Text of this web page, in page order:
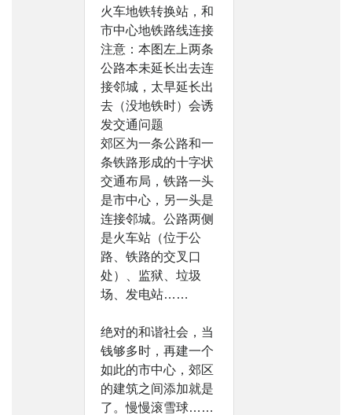
火车地铁转换站，和
市中心地铁路线连接
注意：本图左上两条
公路本未延长出去连
接邻城，太早延长出
去（没地铁时）会诱
发交通问题
郊区为一条公路和一
条铁路形成的十字状
交通布局，铁路一头
是市中心，另一头是
连接邻城。公路两侧
是火车站（位于公
路、铁路的交叉口
处）、监狱、垃圾
场、发电站……
绝对的和谐社会，当
钱够多时，再建一个
如此的市中心，郊区
的建筑之间添加就是
了。慢慢滚雪球……